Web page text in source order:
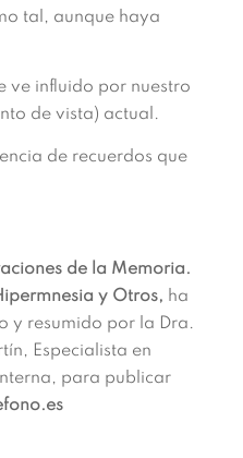
tal, aunque haya
ve influido por nuestro
de vista) actual.
de recuerdos que
de la Memoria.
y Otros, ha
y resumido por la Dra.
Especialista en
para publicar